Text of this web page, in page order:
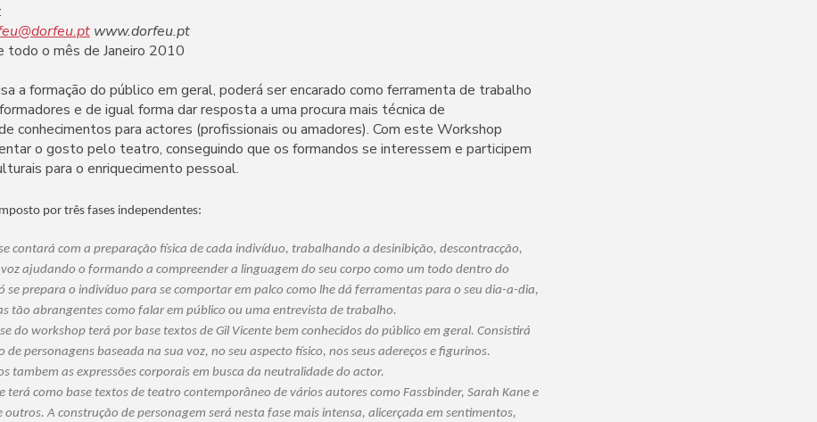
www.dorfeu.pt
todo o mês de Janeiro 2010
a formação do público em geral, poderá ser encarado como ferramenta de trabalho
e de igual forma dar resposta a uma procura mais técnica de
conhecimentos para actores (profissionais ou amadores). Com este Workshop
o gosto pelo teatro, conseguindo que os formandos se interessem e participem
para o enriquecimento pessoal.
por três fases independentes:
contará com a preparação física de cada indivíduo, trabalhando a desinibição, descontracção,
ajudando o formando a compreender a linguagem do seu corpo como um todo dentro do
se prepara o indivíduo para se comportar em palco como lhe dá ferramentas para o seu dia-a-dia,
tão abrangentes como falar em público ou uma entrevista de trabalho.
do workshop terá por base textos de Gil Vicente bem conhecidos do público em geral. Consistirá
de personagens baseada na sua voz, no seu aspecto físico, nos seus adereços e figurinos.
tambem as expressões corporais em busca da neutralidade do actor.
terá como base textos de teatro contemporâneo de vários autores como Fassbinder, Sarah Kane e
outros. A construção de personagem será nesta fase mais intensa, alicerçada em sentimentos,